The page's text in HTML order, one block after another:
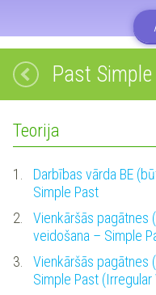
Past Simple
Teorija
1.
Darbības vārda BE
Simple Past
2.
Vienkāršās pagātnes
veidošana – Simple
3.
Vienkāršās pagātnes
Simple Past (Irregular